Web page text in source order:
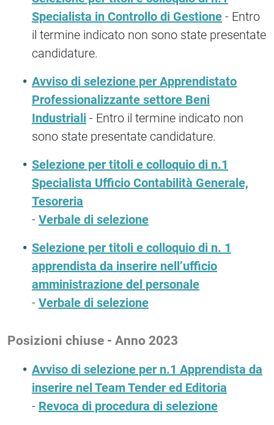
Specialista in Controllo di Gestione - Entro
il termine indicato non sono state presentate
candidature.
Avviso di selezione per Apprendistato
Professionalizzante settore Beni
Industriali - Entro il termine indicato non
sono state presentate candidature.
Selezione per titoli e colloquio di n.1
Specialista Ufficio Contabilità Generale,
Tesoreria
- Verbale di selezione
Selezione per titoli e colloquio di n. 1
apprendista da inserire nell’ufficio
amministrazione del personale
- Verbale di selezione
Posizioni chiuse - Anno 2023
Avviso di selezione per n.1 Apprendista da
inserire nel Team Tender ed Editoria
- Revoca di procedura di selezione